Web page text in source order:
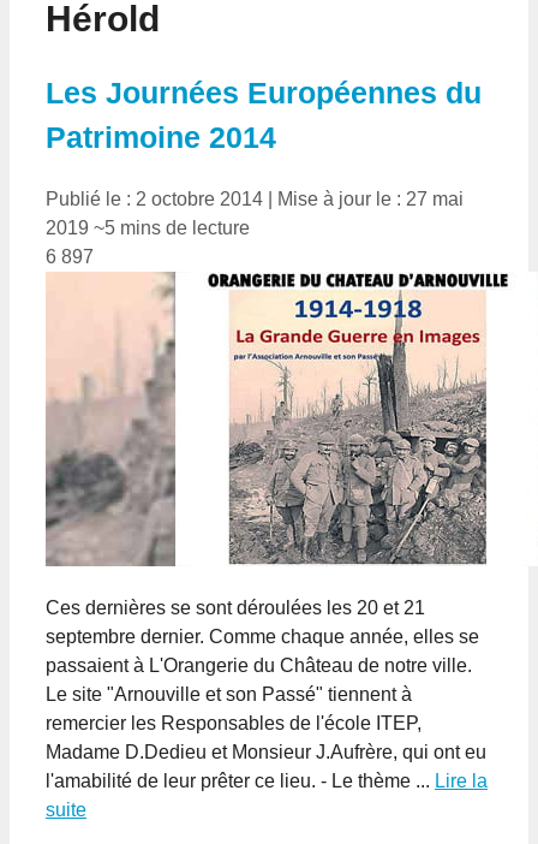
Hérold
Les Journées Européennes du
Patrimoine 2014
Publié le : 2 octobre 2014
Mise à jour le : 27 mai
2019 ~5 mins de lecture
6 897
Ces dernières se sont déroulées les 20 et 21
septembre dernier. Comme chaque année, elles se
passaient à L'Orangerie du Château de notre ville.
Le site "Arnouville et son Passé" tiennent à
remercier les Responsables de l'école ITEP,
Madame D.Dedieu et Monsieur J.Aufrère, qui ont eu
l'amabilité de leur prêter ce lieu. - Le thème ... Lire la
suite